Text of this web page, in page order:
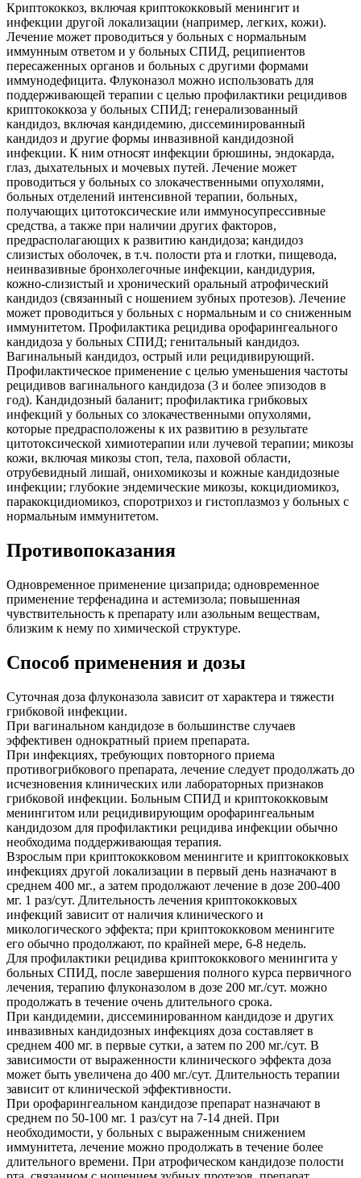
Криптококкоз, включая криптококковый менингит и
инфекции другой локализации (например, легких, кожи).
Лечение может проводиться у больных с нормальным
иммунным ответом и у больных СПИД, реципиентов
пересаженных органов и больных с другими формами
иммунодефицита. Флуконазол можно использовать для
поддерживающей терапии с целью профилактики рецидивов
криптококкоза у больных СПИД; генерализованный
кандидоз, включая кандидемию, диссеминированный
кандидоз и другие формы инвазивной кандидозной
инфекции. К ним относят инфекции брюшины, эндокарда,
глаз, дыхательных и мочевых путей. Лечение может
проводиться у больных со злокачественными опухолями,
больных отделений интенсивной терапии, больных,
получающих цитотоксические или иммуносупрессивные
средства, а также при наличии других факторов,
предрасполагающих к развитию кандидоза; кандидоз
слизистых оболочек, в т.ч. полости рта и глотки, пищевода,
неинвазивные бронхолегочные инфекции, кандидурия,
кожно-слизистый и хронический оральный атрофический
кандидоз (связанный с ношением зубных протезов). Лечение
может проводиться у больных с нормальным и со сниженным
иммунитетом. Профилактика рецидива орофарингеального
кандидоза у больных СПИД; генитальный кандидоз.
Вагинальный кандидоз, острый или рецидивирующий.
Профилактическое применение с целью уменьшения частоты
рецидивов вагинального кандидоза (3 и более эпизодов в
год). Кандидозный баланит; профилактика грибковых
инфекций у больных со злокачественными опухолями,
которые предрасположены к их развитию в результате
цитотоксической химиотерапии или лучевой терапии; микозы
кожи, включая микозы стоп, тела, паховой области,
отрубевидный лишай, онихомикозы и кожные кандидозные
инфекции; глубокие эндемические микозы, кокцидиомикоз,
паракокцидиомикоз, споротрихоз и гистоплазмоз у больных с
нормальным иммунитетом.
Противопоказания
Одновременное применение цизаприда; одновременное
применение терфенадина и астемизола; повышенная
чувствительность к препарату или азольным веществам,
близким к нему по химической структуре.
Способ применения и дозы
Суточная доза флуконазола зависит от характера и тяжести
грибковой инфекции.
При вагинальном кандидозе в большинстве случаев
эффективен однократный прием препарата.
При инфекциях, требующих повторного приема
противогрибкового препарата, лечение следует продолжать до
исчезновения клинических или лабораторных признаков
грибковой инфекции. Больным СПИД и криптококковым
менингитом или рецидивирующим орофарингеальным
кандидозом для профилактики рецидива инфекции обычно
необходима поддерживающая терапия.
Взрослым при криптококковом менингите и криптококковых
инфекциях другой локализации в первый день назначают в
среднем 400 мг., а затем продолжают лечение в дозе 200-400
мг. 1 раз/сут. Длительность лечения криптококковых
инфекций зависит от наличия клинического и
микологического эффекта; при криптококковом менингите
его обычно продолжают, по крайней мере, 6-8 недель.
Для профилактики рецидива криптококкового менингита у
больных СПИД, после завершения полного курса первичного
лечения, терапию флуконазолом в дозе 200 мг./сут. можно
продолжать в течение очень длительного срока.
При кандидемии, диссеминированном кандидозе и других
инвазивных кандидозных инфекциях доза составляет в
среднем 400 мг. в первые сутки, а затем по 200 мг./сут. В
зависимости от выраженности клинического эффекта доза
может быть увеличена до 400 мг./сут. Длительность терапии
зависит от клинической эффективности.
При орофарингеальном кандидозе препарат назначают в
среднем по 50-100 мг. 1 раз/сут на 7-14 дней. При
необходимости, у больных с выраженным снижением
иммунитета, лечение можно продолжать в течение более
длительного времени. При атрофическом кандидозе полости